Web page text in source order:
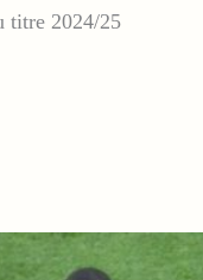
titre 2024/25